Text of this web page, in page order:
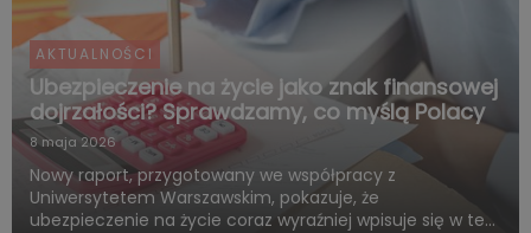
AKTUALNOŚCI
Ubezpieczenie na życie jako znak finansowej
dojrzałości? Sprawdzamy, co myślą Polacy
8 maja 2026
Nowy raport, przygotowany we współpracy z
Uniwersytetem Warszawskim, pokazuje, że
ubezpieczenie na życie coraz wyraźniej wpisuje się w ten